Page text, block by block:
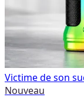
Victime de son
Nouveau